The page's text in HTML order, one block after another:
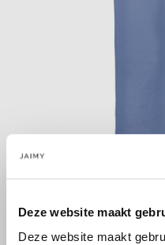
Deze website maakt
Deze website maakt